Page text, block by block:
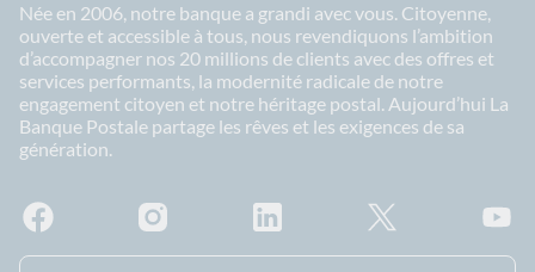
Née en 2006, notre banque a grandi avec vous. Citoyenne,
ouverte et accessible à tous, nous revendiquons l’ambition
d’accompagner nos 20 millions de clients avec des offres et
services performants, la modernité radicale de notre
engagement citoyen et notre héritage postal. Aujourd’hui La
Banque Postale partage les rêves et les exigences de sa
génération.